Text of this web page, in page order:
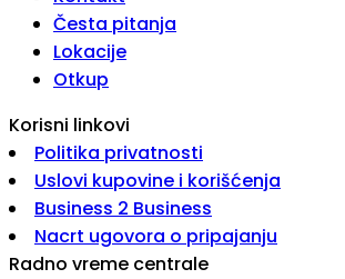
Česta pitanja
Lokacije
Otkup
Korisni linkovi
Politika privatnosti
Uslovi kupovine i korišćenja
Business 2 Business
Nacrt ugovora o pripajanju
Radno vreme centrale